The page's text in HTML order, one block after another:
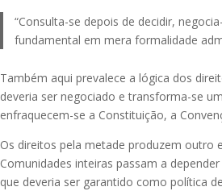
“Consulta-se depois de decidir,
fundamental em mera formalidade
Também aqui prevalece a lógica dos
deveria ser negociado e transforma-se
enfraquecem-se a Constituição, a
Os direitos pela metade produzem outro
Comunidades inteiras passam a
que deveria ser garantido como política